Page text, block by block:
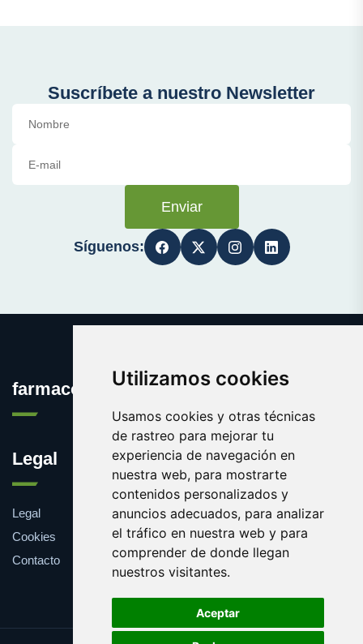
Utilizamos cookies
Usamos cookies y otras técnicas
de rastreo para mejorar tu
experiencia de navegación en
nuestra web, para mostrarte
contenidos personalizados y
anuncios adecuados, para analizar
el tráfico en nuestra web y para
comprender de donde llegan
nuestros visitantes.
Aceptar
Suscríbete a nuestro Newsletter
Enviar
Síguenos:
farmaco.es
Legal
Legal
Cookies
Contacto